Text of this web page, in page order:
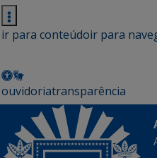
ir para conteúdoir para
ouvidoriatransparência